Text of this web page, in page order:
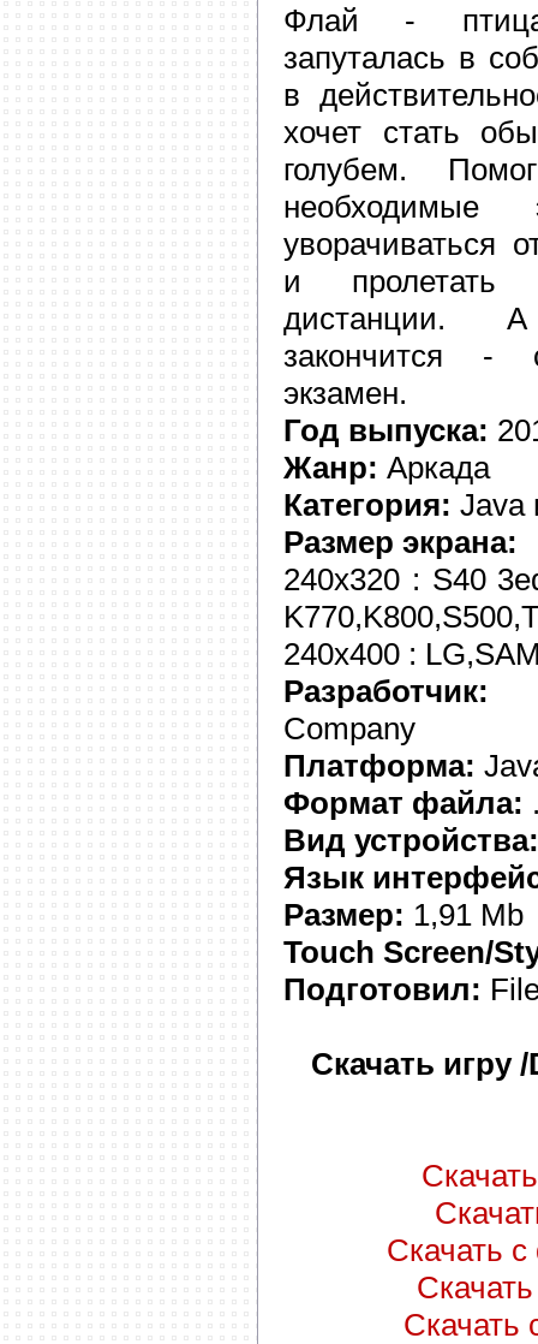
Флай -
запуталась в
в
хочет стать
голубем.
уворачиваться
и пролетать
дистанции.
закончится -
экзамен.
Год выпуска:
Жанр: Аркада
Категория: Java
Размер экрана:
240x320 : S40
240x400 :
Разработчик:
Company
Платформа:
Формат файла:
Вид устройства:
Язык
Размер: 1,91 Mb
Touch Screen/
Подготовил:
Скачать игру
Скачать
Скачать